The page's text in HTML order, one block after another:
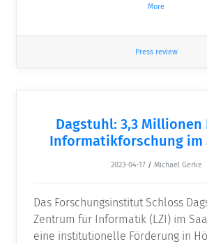
More
Press review
Dagstuhl: 3,3 Millionen
Informatikforschung im
2023-04-17 / Michael Gerke
Das Forschungsinstitut Schloss
Zentrum für Informatik (LZI) im
eine institutionelle Förderung in